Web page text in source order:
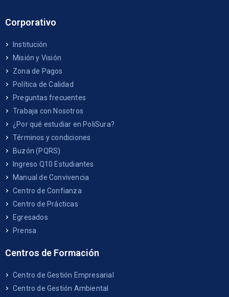
Corporativo
Institución
Misión y Visión
Zona de Pagos
Política de Calidad
Preguntas frecuentes
Trabaja con Nosotros
¿Por qué estudiar en PoliSura?
Términos y condiciones
Buzón (PQRS)
Ingreso Q10 Estudiantes
Manual de Convivencia
Centro de Confianza
Centro de Prácticas
Egresados
Prensa
Centros de Formación
Centro de Gestión Empresarial
Centro de Gestión Ambiental